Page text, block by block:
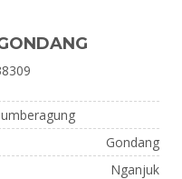
Gondang
Nganjuk